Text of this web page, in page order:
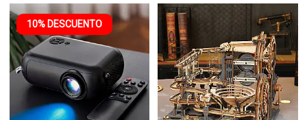
10% DESCUENTO